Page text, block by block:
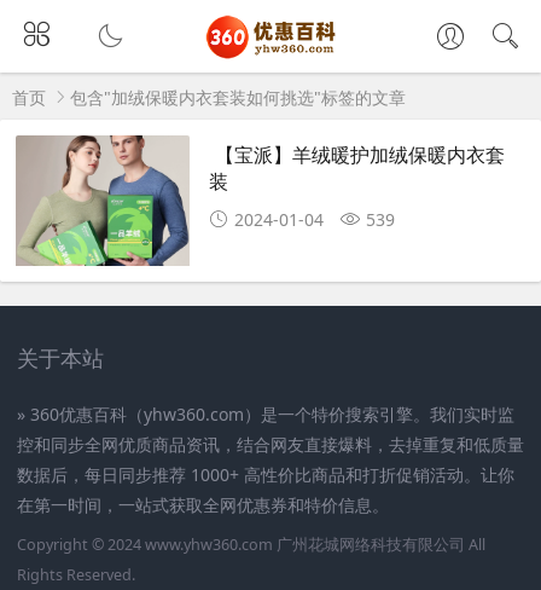
首页 包含"加绒保暖内衣套装如何挑选"标签的文章
【宝派】羊绒暖护加绒保暖内衣套
装
2024-01-04 539
关于本站
» 360优惠百科（yhw360.com）是一个特价搜索引擎。我们实时监
控和同步全网优质商品资讯，结合网友直接爆料，去掉重复和低质量
数据后，每日同步推荐 1000+ 高性价比商品和打折促销活动。让你
在第一时间，一站式获取全网优惠券和特价信息。
Copyright © 2024www.yhw360.com 广州花城网络科技有限公司 All
Rights Reserved.